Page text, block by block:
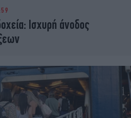
Ισχυρή άνοδος